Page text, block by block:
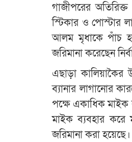
গাজীপরের অতিরিক্ত
স্টিকার ও পোস্টার
আলম মৃধাকে পাঁচ
জরিমানা করেছেন
এছাড়া
ব্যানার লাগানোর
পক্ষে একাধিক মাইক
মাইক ব্যবহার করে
জরিমানা করা হয়েছে।